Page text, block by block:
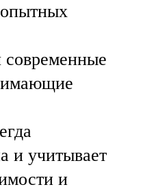
современные
и учитывает
и